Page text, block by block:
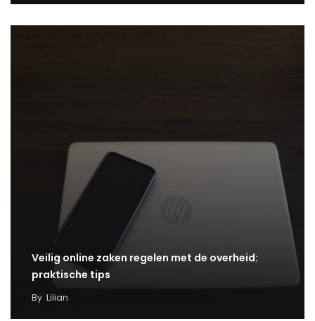
Veilig online zaken regelen met de overheid:
praktische tips
By Lilian